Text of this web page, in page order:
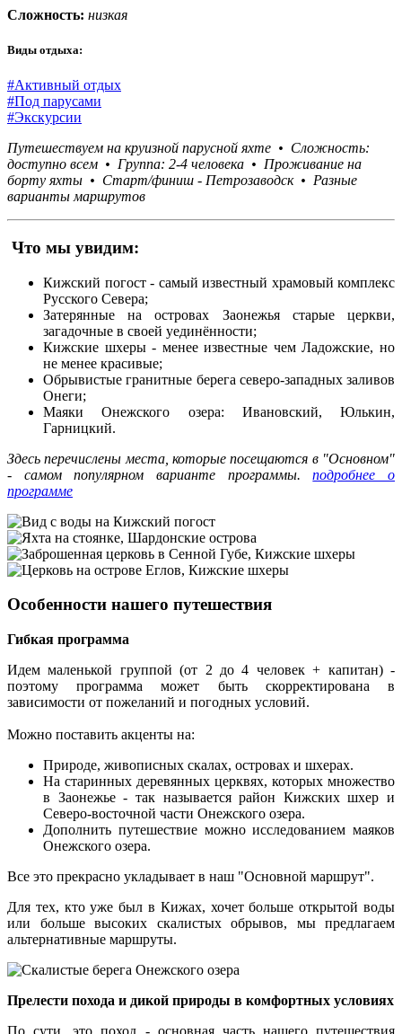
Сложность: низкая
Виды отдыха:
#Активный отдых
#Под парусами
#Экскурсии
Путешествуем на круизной парусной яхте • Сложность:
доступно всем • Группа: 2-4 человека • Проживание на
борту яхты • Старт/финиш - Петрозаводск • Разные
варианты маршрутов
Что мы увидим:
Кижский погост - самый известный храмовый комплекс
Русского Севера;
Затерянные на островах Заонежья старые церкви,
загадочные в своей уединённости;
Кижские шхеры - менее известные чем Ладожские, но
не менее красивые;
Обрывистые гранитные берега северо-западных заливов
Онеги;
Маяки Онежского озера: Ивановский, Юлькин,
Гарницкий.
Здесь перечислены места, которые посещаются в "Основном"
- самом популярном варианте программы.подробнее о
программе
Особенности нашего путешествия
Гибкая программа
Идем маленькой группой (от 2 до 4 человек + капитан) -
поэтому программа может быть скорректирована в
зависимости от пожеланий и погодных условий.
Можно поставить акценты на:
Природе, живописных скалах, островах и шхерах.
На старинных деревянных церквях, которых множество
в Заонежье - так называется район Кижских шхер и
Северо-восточной части Онежского озера.
Дополнить путешествие можно исследованием маяков
Онежского озера.
Все это прекрасно укладывает в наш "Основной маршрут".
Для тех, кто уже был в Кижах, хочет больше открытой воды
или больше высоких скалистых обрывов, мы предлагаем
альтернативные маршруты.
Прелести похода и дикой природы в комфортных условиях
По сути, это поход - основная часть нашего путешествия